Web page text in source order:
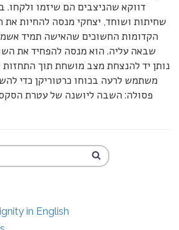
דווקא שהניצבים הם שיזמו
שחיתות ושוחד, יצחקי מנסה להחיות את
הקדומות החשוכים שהאישה תמיד
שבאה עליה. הוא מנסה להפחיד את
נותן יד להנצחת מצב מושחת תוך
משתמש לרעה בכוחו כרטוריקן כדי
פסולה: השבה ליושנה של עטרת
in English